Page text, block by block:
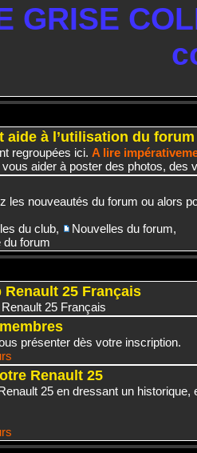
GRISE
aide à l’utilisation du forum
regroupées ici. A lire
aider à poster des photos, des
les nouveautés du forum ou alors
du club, Nouvelles du forum,
du forum
25 Français
25 Français
présenter dès votre inscription.
Renault 25
25 en dressant un historique,